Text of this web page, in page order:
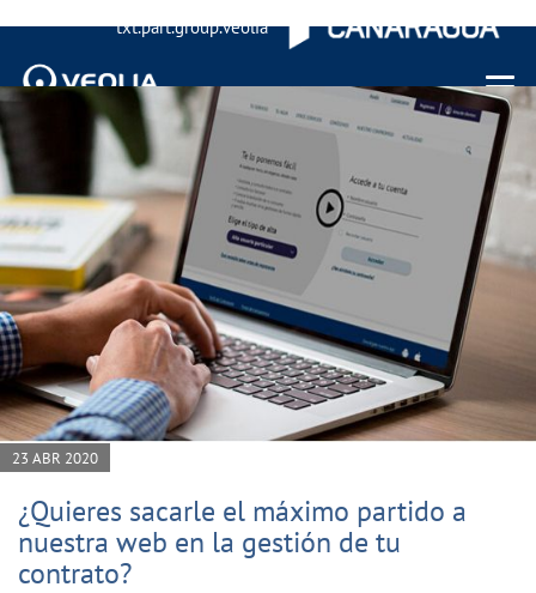
txt.part.group.veolia
Menu
23 ABR 2020
¿Quieres sacarle el máximo partido a
nuestra web en la gestión de tu
contrato?